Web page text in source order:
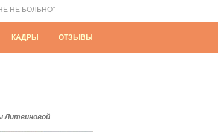
НЕ БОЛЬНО"
КАДРЫ ОТЗЫВЫ